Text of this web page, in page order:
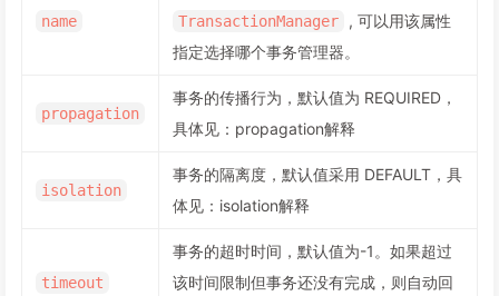
name TransactionManager
, 可以用该属性
指定选择哪个事务管理器。
propagation
事务的传播行为，默认值为 REQUIRED，
具体见：propagation解释
isolation
事务的隔离度，默认值采用 DEFAULT，具
体见：isolation解释
timeout
事务的超时时间，默认值为-1。如果超过
该时间限制但事务还没有完成，则自动回